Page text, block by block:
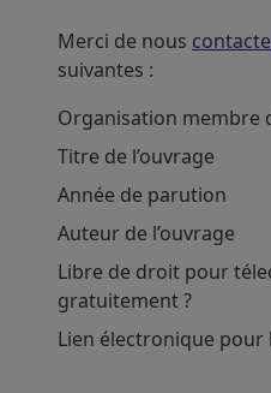
Merci de nous
suivantes :
Organisation membre
Titre de l’ouvrage
Année de parution
Auteur de l’ouvrage
Libre de droit pour
gratuitement ?
Lien électronique